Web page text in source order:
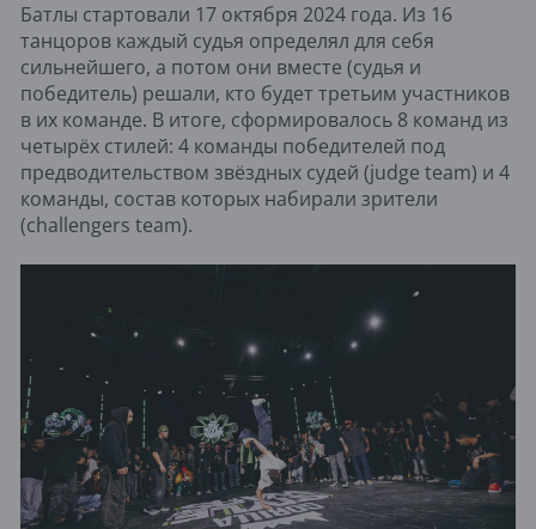
Батлы стартовали 17 октября 2024 года. Из 16
танцоров каждый судья определял для себя
сильнейшего, а потом они вместе (судья и
победитель) решали, кто будет третьим участников
в их команде. В итоге, сформировалось 8 команд из
четырёх стилей: 4 команды победителей под
предводительством звёздных судей (judge team) и 4
команды, состав которых набирали зрители
(challengers team).